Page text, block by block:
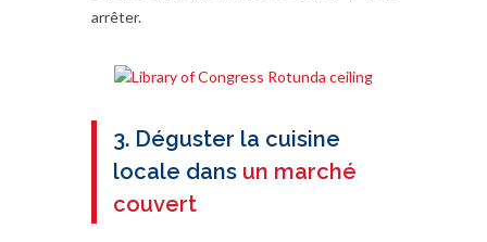
arrêter.
3. Déguster la cuisine
locale dans un marché
couvert